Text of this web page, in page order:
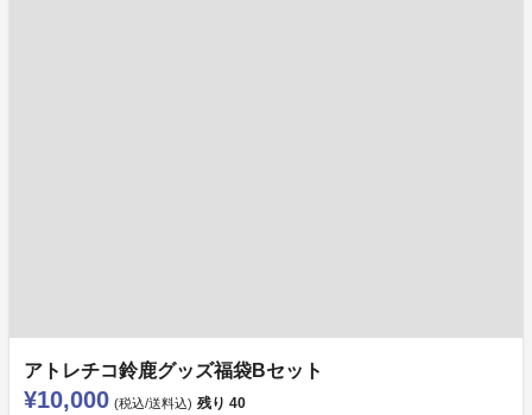
アトレチコ鈴鹿グッズ福袋Bセット
¥10,000 (税込/送料込) 残り 40